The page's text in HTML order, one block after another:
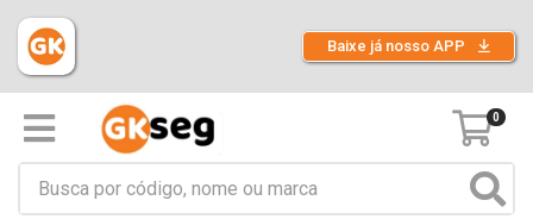
Baixe já nosso APP
0